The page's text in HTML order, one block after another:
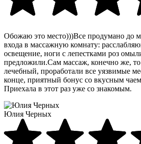
Обожаю это место)))Все продумано до
входа в массажную комнату:
освещение, ноги с лепестками роз
предложили.Сам массаж, конечно же,
лечебный, проработали все уязвимые
конце, приятный бонус со вкусным
Приехала в этот раз уже со знакомым.
Юлия Черных